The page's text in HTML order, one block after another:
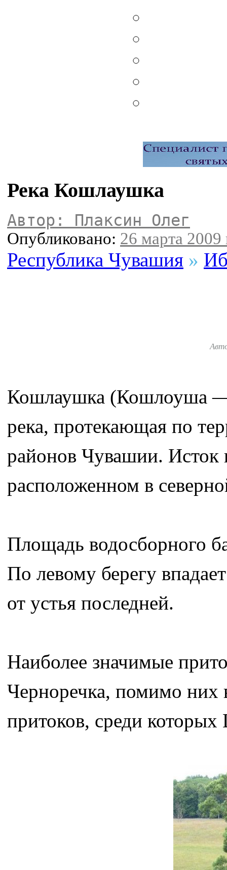
Река Кошлаушка
Автор: Плаксин Олег
Опубликовано: 26 марта 2009
Республика Чувашия »
Кошлаушка (Кошлоуша —
река, протекающая по
районов Чувашии. Исток
расположенном в
Площадь водосборного
По левому берегу
от устья последней.
Наиболее значимые
Черноречка, помимо них
притоков, среди